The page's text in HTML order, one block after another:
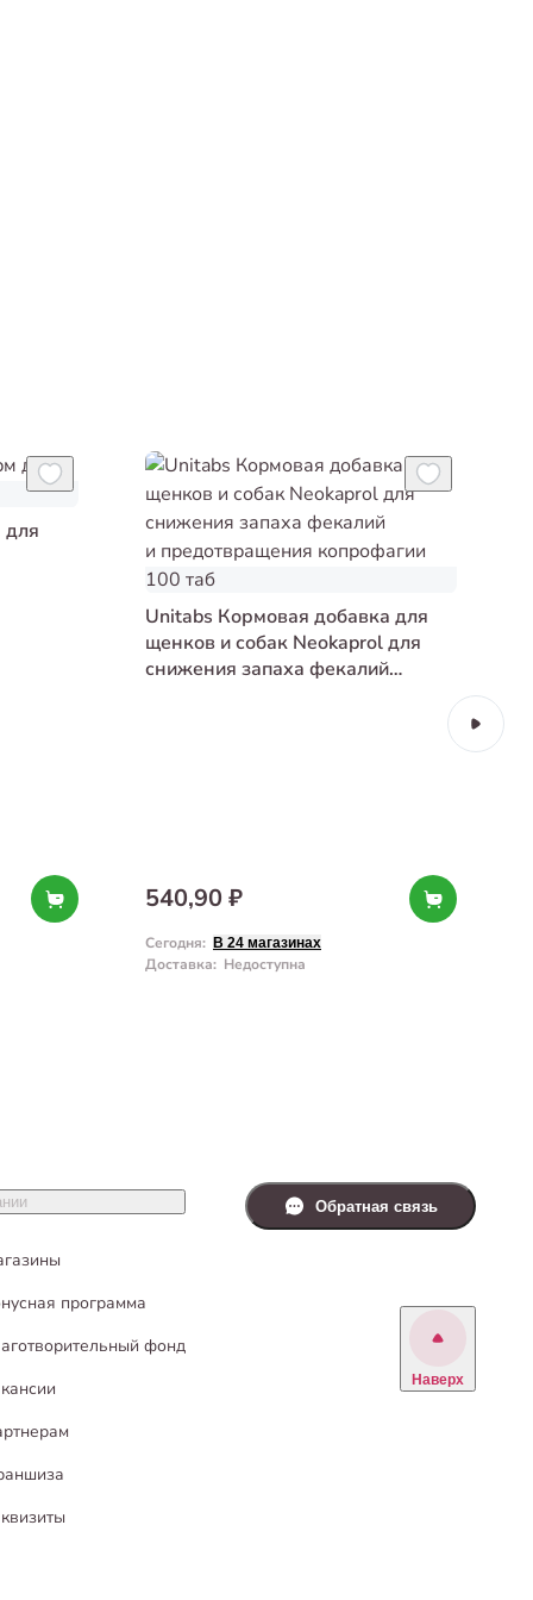
Unitabs Кормовая добавка для
щенков и собак Neokaprol для
снижения запаха фекалий
540,90 ₽
Сегодня: В 24 магазинах
Доставка: Недоступна
программа
фонд
Обратная связь
Наверх